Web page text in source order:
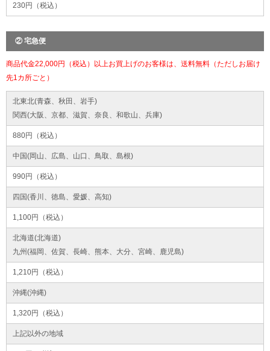
230円（税込）
② 宅急便
商品代金22,000円（税込）以上お買上げのお客様は、送料無料（ただしお届け
先1カ所ごと）
北東北(青森、秋田、岩手)
関西(大阪、京都、滋賀、奈良、和歌山、兵庫)
880円（税込）
中国(岡山、広島、山口、鳥取、島根)
990円（税込）
四国(香川、徳島、愛媛、高知)
1,100円（税込）
北海道(北海道)
九州(福岡、佐賀、長崎、熊本、大分、宮崎、鹿児島)
1,210円（税込）
沖縄(沖縄)
1,320円（税込）
上記以外の地域